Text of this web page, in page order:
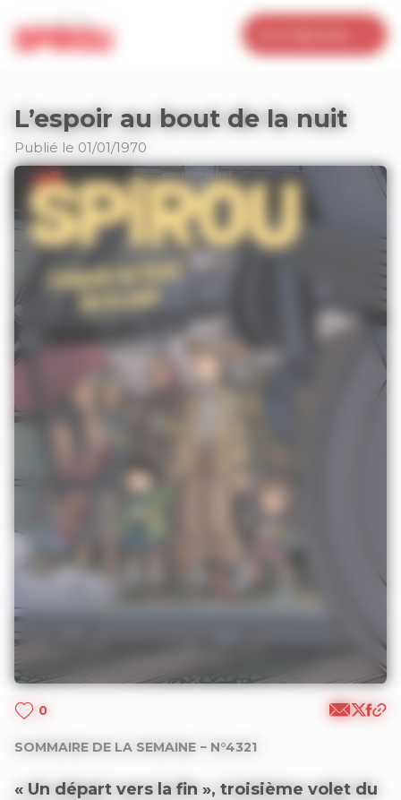
L’espoir au bout de la nuit
Publié le 01/01/1970
0
SOMMAIRE DE LA SEMAINE − N°4321
« Un départ vers la fin », troisième volet du